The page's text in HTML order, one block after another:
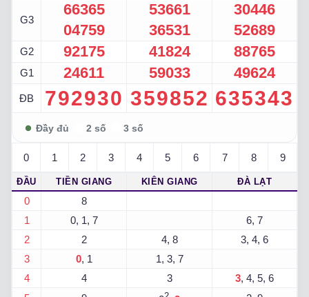
G3
66365
04759
53661
36531
30446
52689
G2 92175 41824 88765
G1 24611 59033 49624
ĐB 792930 359852 635343
0 1 2 3 4 5 6 7 8 9
ĐẦU TIỀN GIANG KIÊN GIANG ĐÀ LẠT
0
8
1
0, 1, 7
6, 7
2
2 4, 8
3, 4, 6
3
0, 1
1, 3, 7
4
4 3 3, 4, 5, 6